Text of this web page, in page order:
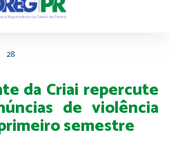
28
da Criai repercute
de violência
semestre